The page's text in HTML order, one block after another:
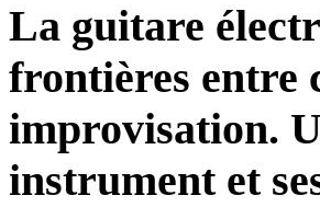
La guitare
frontières entre
improvisation.
instrument et